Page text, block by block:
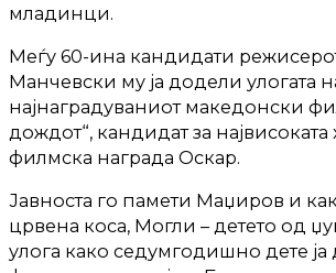
младинци.
Меѓу 60-ина кандидати
Манчевски му ја додели улогата
најнаградуваниот македонски
дождот“, кандидат за
филмска награда Оскар.
Јавноста го памети Маџиров и
црвена коса, Могли – детето од
улога како седумгодишно дете